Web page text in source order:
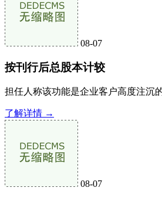
08-07
按刊行后总股本计较
担任人称该功能是企业客户高度注沉
了解详情 →
08-07